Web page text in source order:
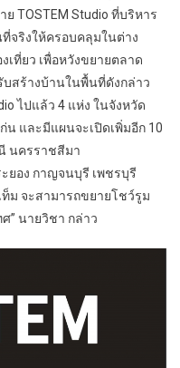
TOSTEM Studio ที่บริหาร
จริงให้ครอบคลุมในต่าง
เที่ยว เพื่อหวังขยายตลาด
สร้างบ้านในพื้นที่ดังกล่าว
ไปแล้ว 4 แห่ง ในจังหวัด
และมีแผนจะเปิดเพิ่มอีก 10
นครราชสีมา
ยอง กาญจนบุรี เพชรบุรี
ม จะสามารถขยายโชว์รูม
” นายวิชา กล่าว